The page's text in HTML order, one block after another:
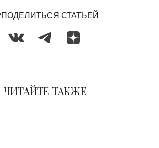
ПОДЕЛИТЬСЯ СТАТЬЕЙ
ЧИТАЙТЕ ТАКЖЕ